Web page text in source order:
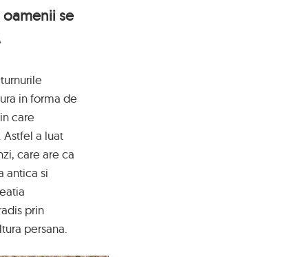
se
in forma de
care
a luat
care are ca
antica si
prin
persana.